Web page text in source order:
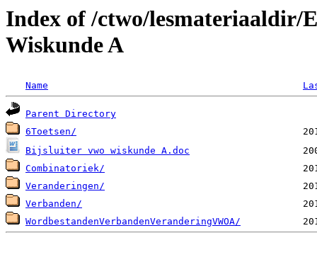
Index of /ctwo/lesmateriaaldir/
Wiskunde A
Name
Parent Directory
6Toetsen/
Bijsluiter vwo wiskunde A.doc
Combinatoriek/
Veranderingen/
Verbanden/
WordbestandenVerbandenVeranderingVWOA/